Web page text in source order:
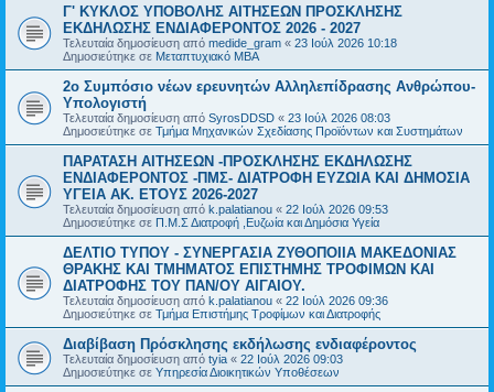
Γ' ΚΥΚΛΟΣ ΥΠΟΒΟΛΗΣ ΑΙΤΗΣΕΩΝ ΠΡΟΣΚΛΗΣΗΣ
ΕΚΔΗΛΩΣΗΣ ΕΝΔΙΑΦΕΡΟΝΤΟΣ 2026 - 2027
Τελευταία δημοσίευση από medide_gram « 23 Ιούλ 2026 10:18
Δημοσιεύτηκε σε Μεταπτυχιακό MBA
2ο Συμπόσιο νέων ερευνητών Αλληλεπίδρασης Ανθρώπου-
Υπολογιστή
Τελευταία δημοσίευση από SyrosDDSD « 23 Ιούλ 2026 08:03
Δημοσιεύτηκε σε Τμήμα Μηχανικών Σχεδίασης Προϊόντων και Συστημάτων
ΠΑΡΑΤΑΣΗ ΑΙΤΗΣΕΩΝ -ΠΡΟΣΚΛΗΣΗΣ ΕΚΔΗΛΩΣΗΣ
ΕΝΔΙΑΦΕΡΟΝΤΟΣ -ΠΜΣ- ΔΙΑΤΡΟΦΗ ΕΥΖΩΙΑ ΚΑΙ ΔΗΜΟΣΙΑ
ΥΓΕΙΑ AK. ETOYΣ 2026-2027
Τελευταία δημοσίευση από k.palatianou « 22 Ιούλ 2026 09:53
Δημοσιεύτηκε σε Π.Μ.Σ Διατροφή ,Ευζωία και Δημόσια Υγεία
ΔΕΛΤΙΟ ΤΥΠΟΥ - ΣΥΝΕΡΓΑΣΙΑ ΖΥΘΟΠΟΙΙΑ ΜΑΚΕΔΟΝΙΑΣ
ΘΡΑΚΗΣ ΚΑΙ ΤΜΗΜΑΤΟΣ ΕΠΙΣΤΗΜΗΣ ΤΡΟΦΙΜΩΝ ΚΑΙ
ΔΙΑΤΡΟΦΗΣ ΤΟΥ ΠΑΝ/ΟΥ ΑΙΓΑΙΟΥ.
Τελευταία δημοσίευση από k.palatianou « 22 Ιούλ 2026 09:36
Δημοσιεύτηκε σε Τμήμα Επιστήμης Τροφίμων και Διατροφής
Διαβίβαση Πρόσκλησης εκδήλωσης ενδιαφέροντος
Τελευταία δημοσίευση από tyia « 22 Ιούλ 2026 09:03
Δημοσιεύτηκε σε Υπηρεσία Διοικητικών Υποθέσεων